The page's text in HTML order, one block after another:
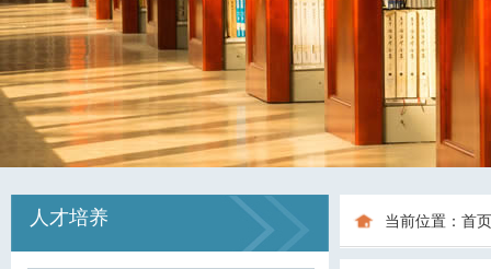
人才培养 当前位置： 首页